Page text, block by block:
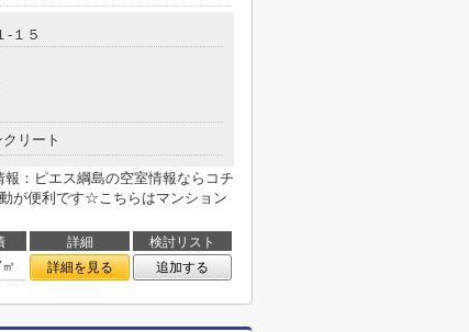
-１５
リート
：ピエス綱島の空室情報ならコチ
が便利です☆こちらはマンション
詳細
検討リスト
詳細を見る 追加する